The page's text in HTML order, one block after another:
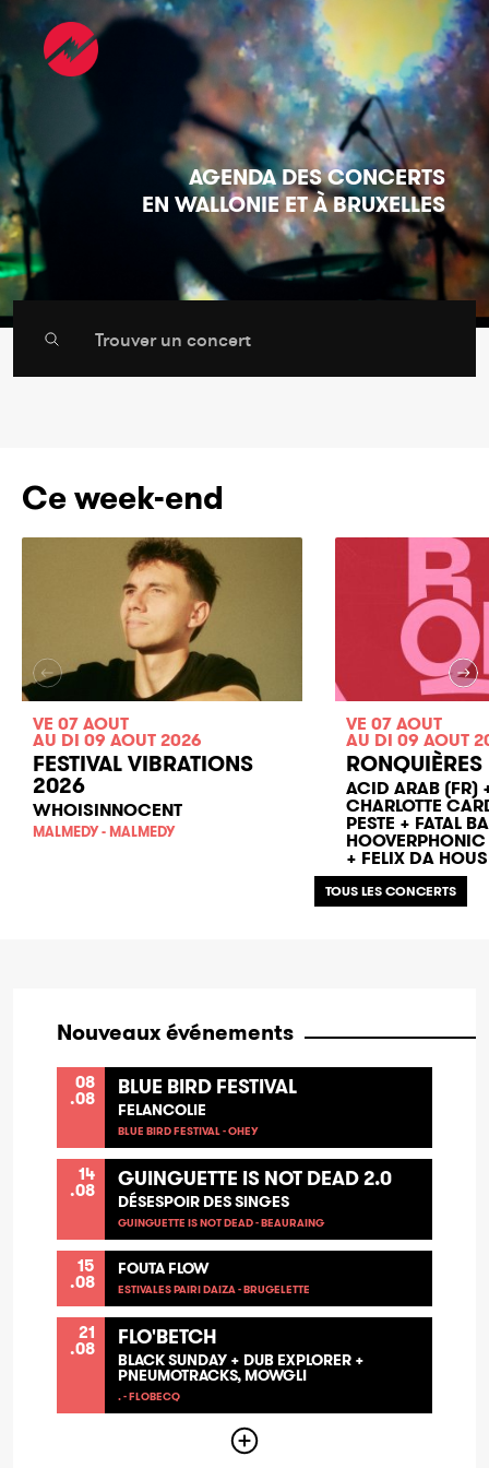
AGENDA DES CONCERTS
EN WALLONIE ET À BRUXELLES
Ce week-end
VE 07 AOUT
AU DI 09 AOUT 2026
FESTIVAL VIBRATIONS
2026
WHOISINNOCENT
MALMEDY - MALMEDY
VE 07 AOUT
AU DI 09 AOUT
RONQUIÈRES
ACID ARAB (FR)
CHARLOTTE
PESTE + FATAL
+ FELIX DA
RONQUIÈRE
TOUS LES CONCERTS
Nouveaux événements
08
.08 BLUE BIRD FESTIVAL
FELANCOLIE
BLUE BIRD FESTIVAL - OHEY
14
.08 GUINGUETTE IS NOT DEAD 2.0
DÉSESPOIR DES SINGES
GUINGUETTE IS NOT DEAD - BEAURAING
15
.08
FOUTA FLOW
ESTIVALES PAIRI DAIZA - BRUGELETTE
21
.08 FLO'BETCH
BLACK SUNDAY + DUB EXPLORER +
PNEUMOTRACKS, MOWGLI
. - FLOBECQ